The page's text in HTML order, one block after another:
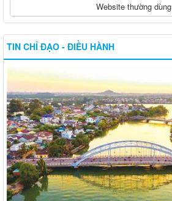
Website thường dùng
TIN CHỈ ĐẠO - ĐIỀU HÀNH